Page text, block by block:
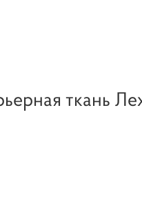
ткань